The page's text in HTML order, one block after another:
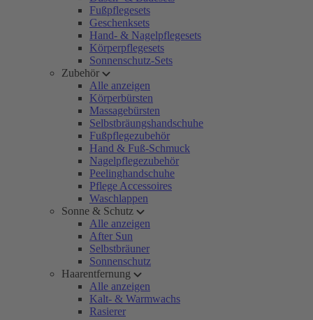
Fußpflegesets
Geschenksets
Hand- & Nagelpflegesets
Körperpflegesets
Sonnenschutz-Sets
Zubehör
Alle anzeigen
Körperbürsten
Massagebürsten
Selbstbräungshandschuhe
Fußpflegezubehör
Hand & Fuß-Schmuck
Nagelpflegezubehör
Peelinghandschuhe
Pflege Accessoires
Waschlappen
Sonne & Schutz
Alle anzeigen
After Sun
Selbstbräuner
Sonnenschutz
Haarentfernung
Alle anzeigen
Kalt- & Warmwachs
Rasierer